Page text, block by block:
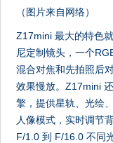
（图片来自网络）
Z17mini 最大的特色
尼定制镜头，一个
混合对焦和先拍照后
效果慢放。Z17mini
擎，提供星轨、光绘
人像模式，实时调节
F/1.0 到 F/16.0 不同